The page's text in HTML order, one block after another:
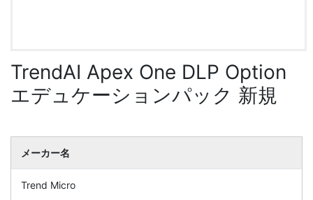
TrendAI Apex One DLP Option
エデュケーションパック 新規
メーカー名
Trend Micro